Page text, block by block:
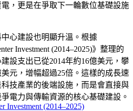
，更是在爭取下一輪數位基礎設施
心建設也明顯升溫。根據
Investment (2014–2025)》整理的
設支出已從2014年約16億美元，攀
元，增幅超過25倍。這樣的成長速
技產業的後端設施，而是會直接與
電力與傳輸資源的核心基礎建設。
Investment (2014–2025)